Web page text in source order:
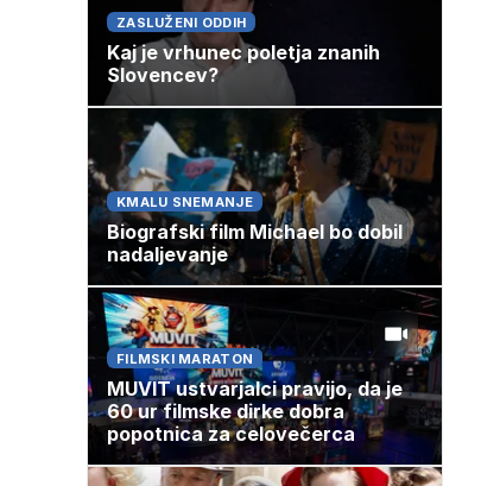
ZASLUŽENI ODDIH
Kaj je vrhunec poletja znanih
Slovencev?
KMALU SNEMANJE
Biografski film Michael bo dobil
nadaljevanje
FILMSKI MARATON
MUVIT ustvarjalci pravijo, da je
60 ur filmske dirke dobra
popotnica za celovečerca